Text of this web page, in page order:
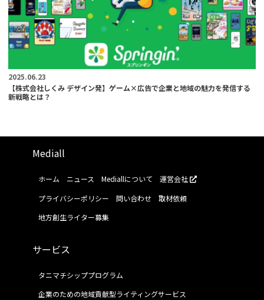
2025.06.23
【株式会社しくみ デザイン発】ゲーム×広告で企業と地域の魅力を発信する
新戦略とは？
Mediall
ホーム ニュース Mediallについて
運営会社
プライバシーポリシー
問い合わせ
取材依頼
地方創生ライター募集
サービス
タニマチシッププログラム
企業のための地域貢献型ライティングサービス